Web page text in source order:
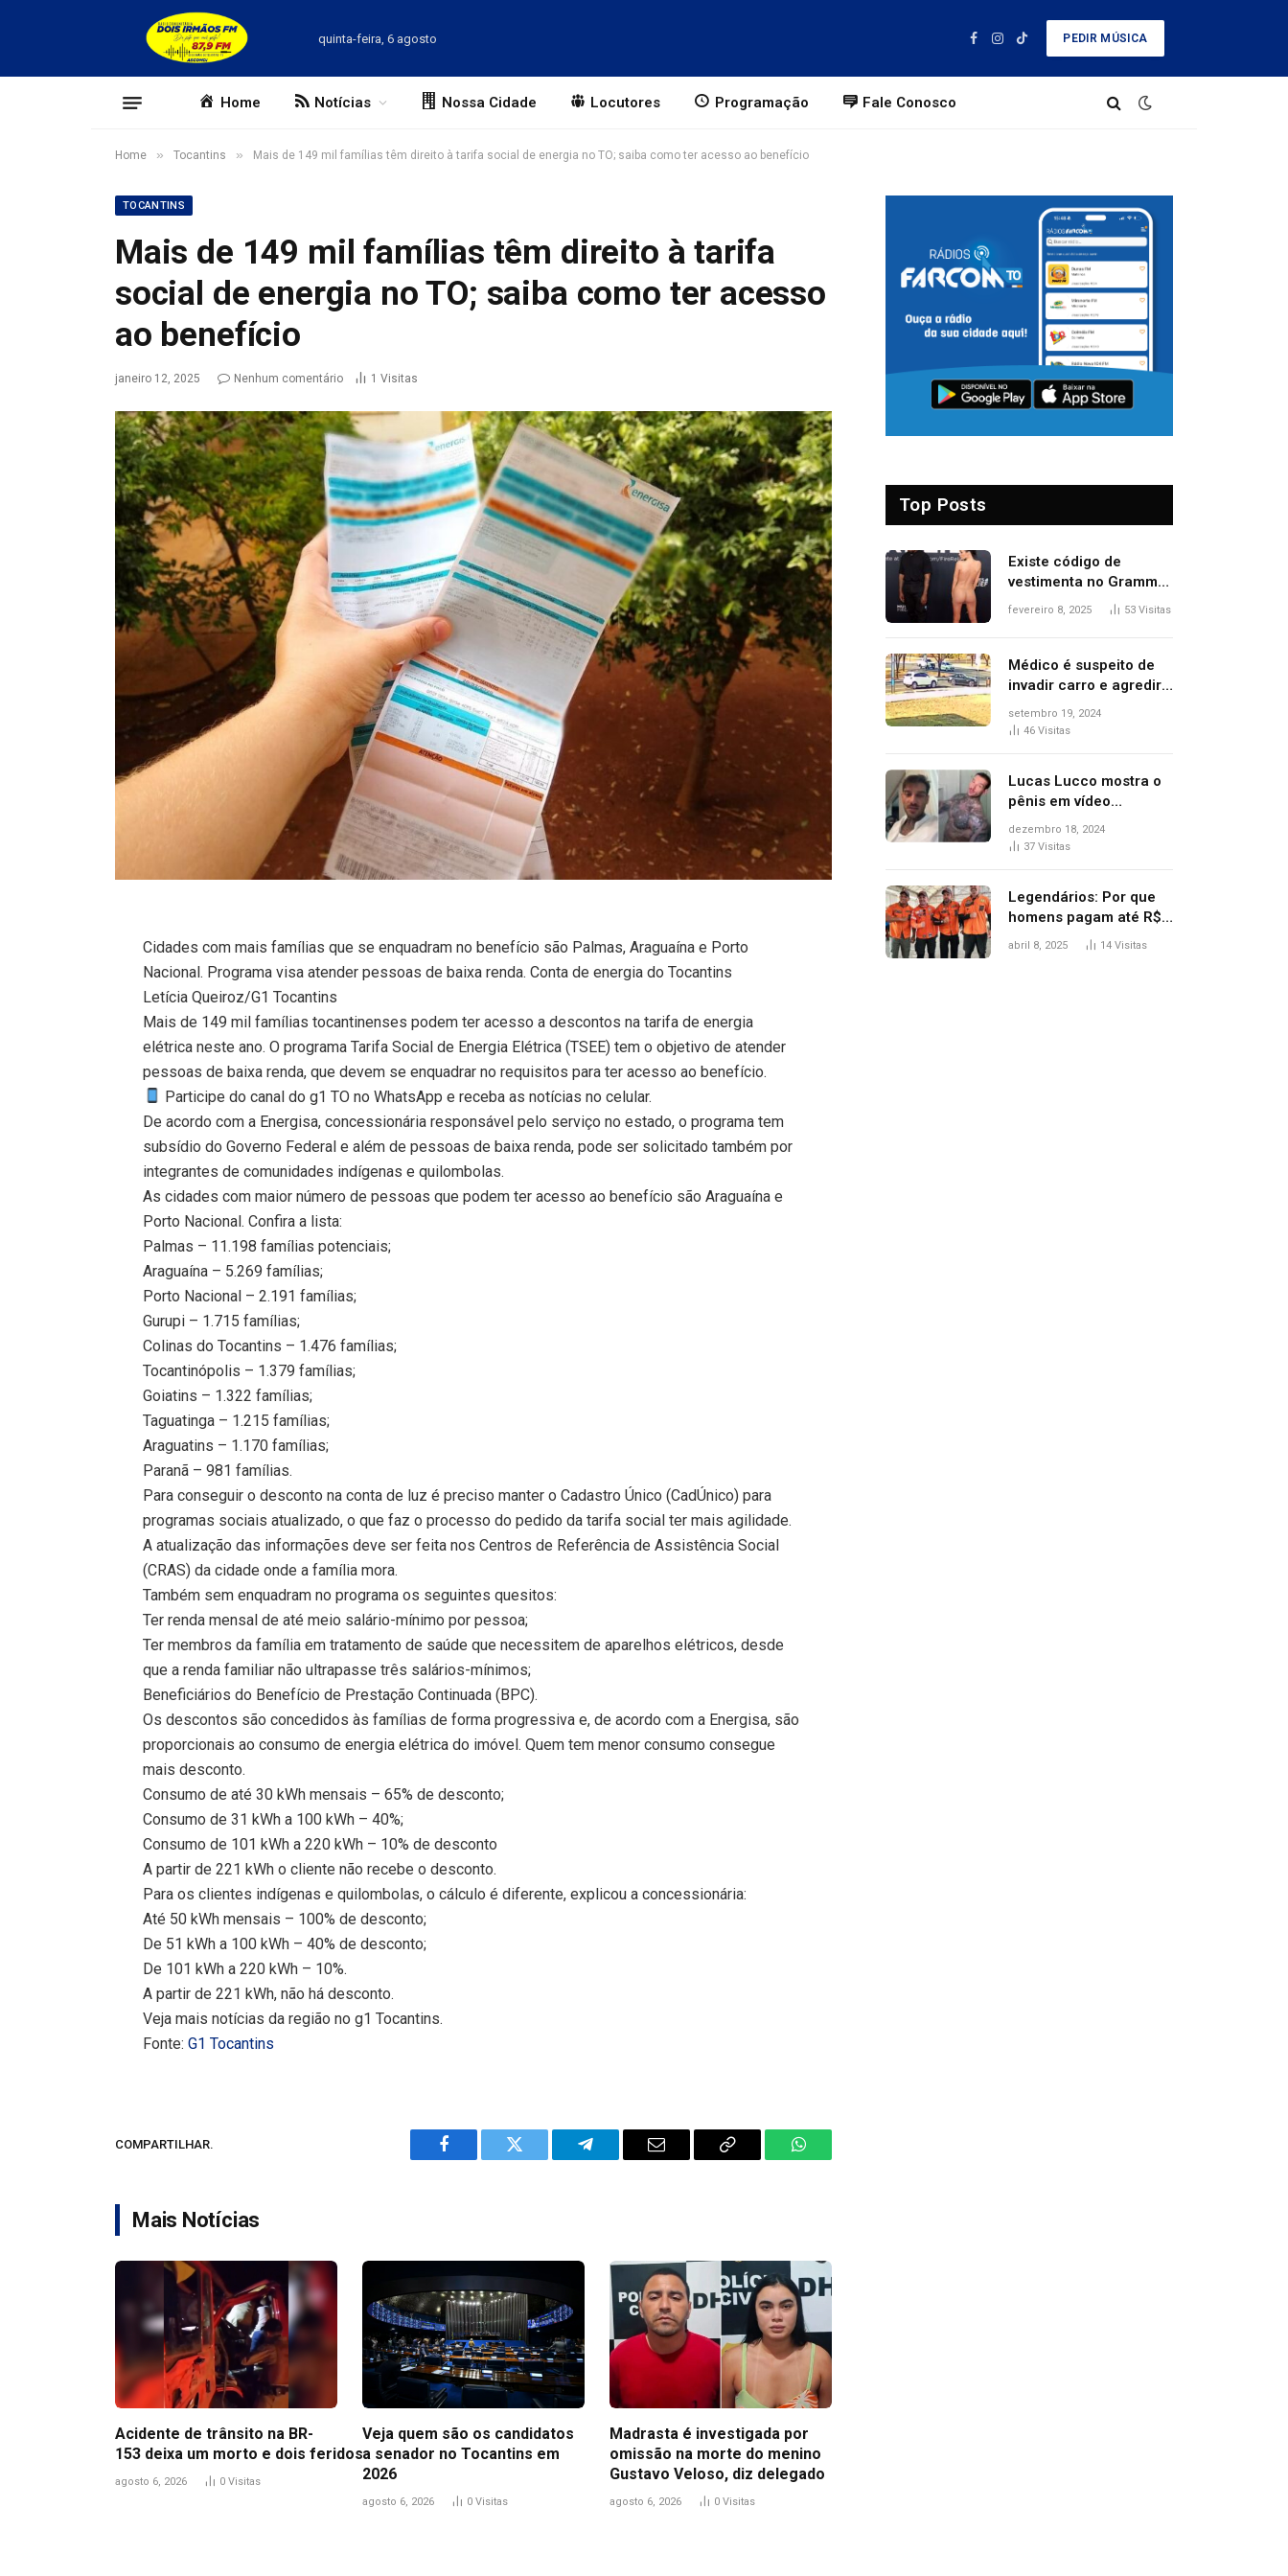
quinta-feira, 6 agosto
Facebook
Instagram
TikTok
PEDIR MÚSICA
Home Notícias Nossa Cidade Locutores Programação Fale Conosco
Home » Tocantins » Mais de 149 mil famílias têm direito à tarifa social de energia no TO; saiba como ter acesso ao benefício
TOCANTINS
Mais de 149 mil famílias têm direito à tarifa
social de energia no TO; saiba como ter acesso
ao benefício
janeiro 12, 2025 Nenhum comentário 1 Visitas
Cidades com mais famílias que se enquadram no benefício são Palmas, Araguaína e Porto
Nacional. Programa visa atender pessoas de baixa renda. Conta de energia do Tocantins
Letícia Queiroz/G1 Tocantins
Mais de 149 mil famílias tocantinenses podem ter acesso a descontos na tarifa de energia
elétrica neste ano. O programa Tarifa Social de Energia Elétrica (TSEE) tem o objetivo de atender
pessoas de baixa renda, que devem se enquadrar no requisitos para ter acesso ao benefício.
Participe do canal do g1 TO no WhatsApp e receba as notícias no celular.
De acordo com a Energisa, concessionária responsável pelo serviço no estado, o programa tem
subsídio do Governo Federal e além de pessoas de baixa renda, pode ser solicitado também por
integrantes de comunidades indígenas e quilombolas.
As cidades com maior número de pessoas que podem ter acesso ao benefício são Araguaína e
Porto Nacional. Confira a lista:
Palmas – 11.198 famílias potenciais;
Araguaína – 5.269 famílias;
Porto Nacional – 2.191 famílias;
Gurupi – 1.715 famílias;
Colinas do Tocantins – 1.476 famílias;
Tocantinópolis – 1.379 famílias;
Goiatins – 1.322 famílias;
Taguatinga – 1.215 famílias;
Araguatins – 1.170 famílias;
Paranã – 981 famílias.
Para conseguir o desconto na conta de luz é preciso manter o Cadastro Único (CadÚnico) para
programas sociais atualizado, o que faz o processo do pedido da tarifa social ter mais agilidade.
A atualização das informações deve ser feita nos Centros de Referência de Assistência Social
(CRAS) da cidade onde a família mora.
Também sem enquadram no programa os seguintes quesitos:
Ter renda mensal de até meio salário-mínimo por pessoa;
Ter membros da família em tratamento de saúde que necessitem de aparelhos elétricos, desde
que a renda familiar não ultrapasse três salários-mínimos;
Beneficiários do Benefício de Prestação Continuada (BPC).
Os descontos são concedidos às famílias de forma progressiva e, de acordo com a Energisa, são
proporcionais ao consumo de energia elétrica do imóvel. Quem tem menor consumo consegue
mais desconto.
Consumo de até 30 kWh mensais – 65% de desconto;
Consumo de 31 kWh a 100 kWh – 40%;
Consumo de 101 kWh a 220 kWh – 10% de desconto
A partir de 221 kWh o cliente não recebe o desconto.
Para os clientes indígenas e quilombolas, o cálculo é diferente, explicou a concessionária:
Até 50 kWh mensais – 100% de desconto;
De 51 kWh a 100 kWh – 40% de desconto;
De 101 kWh a 220 kWh – 10%.
A partir de 221 kWh, não há desconto.
Veja mais notícias da região no g1 Tocantins.
Fonte:G1 Tocantins
COMPARTILHAR.
Facebook Twitter Telegram Email
Copy
WhatsApp
Mais Notícias
Acidente de trânsito na BR-
153 deixa um morto e dois feridos
agosto 6, 2026 0 Visitas
Veja quem são os candidatos
a senador no Tocantins em
2026
agosto 6, 2026 0 Visitas
Madrasta é investigada por
omissão na morte do menino
Gustavo Veloso, diz delegado
agosto 6, 2026 0 Visitas
Top Posts
Existe código de
vestimenta no Grammy?
Questionamento surgiu
aparecer nua na
premiação
fevereiro 8, 2025 53 Visitas
Médico é suspeito de
invadir carro e agredir
delegado aposentado
durante confusão no
setembro 19, 2024
46 Visitas
Lucas Lucco mostra o
pênis em vídeo
tomando banho, apaga
post e diz ‘foi mal’
dezembro 18, 2024
37 Visitas
Legendários: Por que
homens pagam até R$
81 mil para subir
abril 8, 2025 14 Visitas